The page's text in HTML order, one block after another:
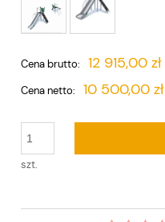
Cena brutto: 12 915,00 zł
Cena netto: 10 500,00 zł
szt.